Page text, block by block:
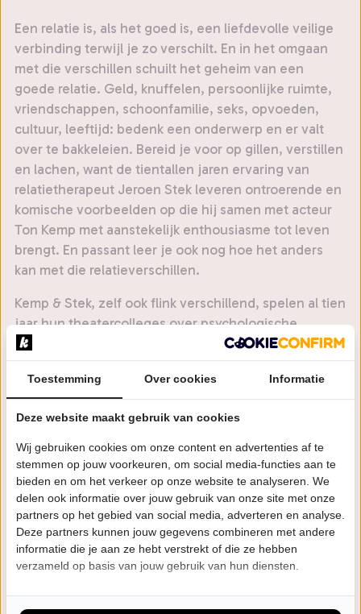
Een relatie is, als het goed is, een liefdevolle veilige
verbinding terwijl je zo verschilt. En in het omgaan
met die verschillen schuilt het geheim van een
goede relatie. Geld, knuffelen, persoonlijke ruimte,
vriendschappen, schoonfamilie, seks, opvoeden,
cultuur, leeftijd: bedenk een onderwerp en er valt
over te bakkeleien. Bereid je voor op gillen, verstillen
en lachen, want de tientallen jaren ervaring van
relatietherapeut Jeroen Stek leveren ontroerende en
komische voorbeelden op die hij samen met acteur
Ton Kemp met aanstekelijk enthousiasme tot leven
brengt. En passant leer je ook nog hoe het anders
kan met die relatieverschillen.
Kemp & Stek, zelf ook flink verschillend, spelen al tien
jaar hun theatercolleges over psychologische
onderwerpen en weten precies hoe ze een zaal mee
krijgen. Het komische, het genante en het
ontroerende wisselen elkaar af in een tempo dat je
niet ziet aankomen. Of je nu net verliefd bent, al
dertig jaar samen of het allemaal even niet meer
weet: dit theatercollege geeft je herkenning, taal en
perspectief. Jij wilt toch ook graag een liefdevolle
verbinding, terwijl je zo verschilt? Kom kijken en
ontdek hoe het ook kan.
Agenda
Toestemming Over cookies Informatie
Deze website maakt gebruik van cookies
Wij gebruiken cookies om onze content en advertenties af te
stemmen op jouw voorkeuren, om social media-functies aan te
bieden en om het verkeer op onze website te analyseren. We
delen ook informatie over jouw gebruik van onze site met onze
partners op het gebied van social media, adverteren en analyse.
Deze partners kunnen jouw gegevens combineren met andere
informatie die je aan ze hebt verstrekt of die ze hebben
verzameld op basis van jouw gebruik van hun diensten.